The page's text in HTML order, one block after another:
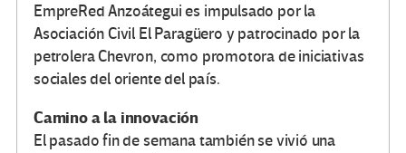
EmpreRed Anzoátegui es impulsado por la
Asociación Civil El Paragüero y patrocinado por la
petrolera Chevron, como promotora de iniciativas
sociales del oriente del país.
Camino a la innovación
El pasado fin de semana también se vivió una